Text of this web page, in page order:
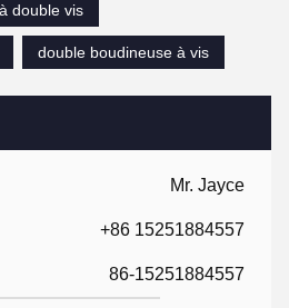
Mr. Jayce
+86 15251884557
86-15251884557
double vis
double boudineuse à vis